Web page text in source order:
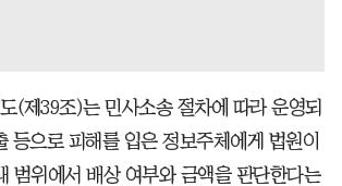
(제39조)는 민사소송 절차에 따라 운영되
등으로 피해를 입은 정보주체에게 법원이
범위에서 배상 여부와 금액을 판단한다는